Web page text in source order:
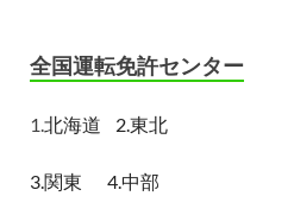
全国運転免許センター
1. 北海道 2.東北
3.関東 4.中部